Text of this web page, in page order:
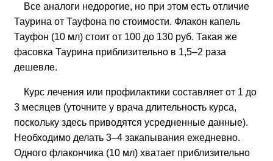
Все аналоги недорогие, но при этом есть отличие
Таурина от Тауфона по стоимости. Флакон капель
Тауфон (10 мл) стоит от 100 до 130 руб. Такая же
фасовка Таурина приблизительно в 1,5–2 раза
дешевле.
Курс лечения или профилактики составляет от 1 до
3 месяцев (уточните у врача длительность курса,
поскольку здесь приводятся усредненные данные).
Необходимо делать 3–4 закапывания ежедневно.
Одного флакончика (10 мл) хватает приблизительно